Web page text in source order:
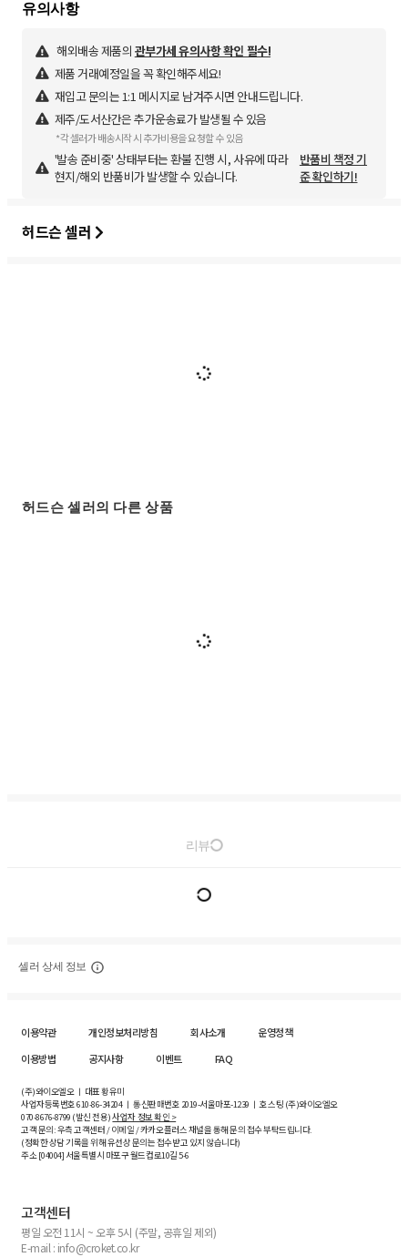
유의사항
해외배송 제품의 관부가세 유의사항 확인 필수!
제품 거래예정일을 꼭 확인해주세요!
재입고 문의는 1:1 메시지로 남겨주시면 안내드립니다.
제주/도서산간은 추가운송료가 발생될 수 있음
*각 셀러가 배송시작 시 추가비용을 요청할 수 있음
'발송 준비중' 상태부터는 환불 진행 시, 사유에 따라
현지/해외 반품비가 발생할 수 있습니다.
반품비 책정 기
준 확인하기!
허드슨 셀러
허드슨 셀러의 다른 상품
리뷰
셀러 상세 정보
이용약관 개인정보처리방침 회사소개
운영정책
이용방법
공지사항 이벤트 FAQ
(주)와이오엘오 ㅣ 대표 황유미
사업자등록번호610-86-34204ㅣ 통신판매번호 2019-서울마포-1239 ㅣ 호스팅 (주)와이오엘오
070-8676-8799 (발신 전용)사업자 정보 확인 >
고객 문의: 우측 고객센터 / 이메일 / 카카오플러스 채널을 통해 문의 접수 부탁드립니다.
(정확한 상담 기록을 위해 유선상 문의는 접수받고 있지 않습니다)
주소 [04004] 서울특별시 마포구 월드컵로10길5-6
고객센터
평일 오전 11시 ~ 오후 5시 (주말, 공휴일 제외)
E-mail : info@croket.co.kr